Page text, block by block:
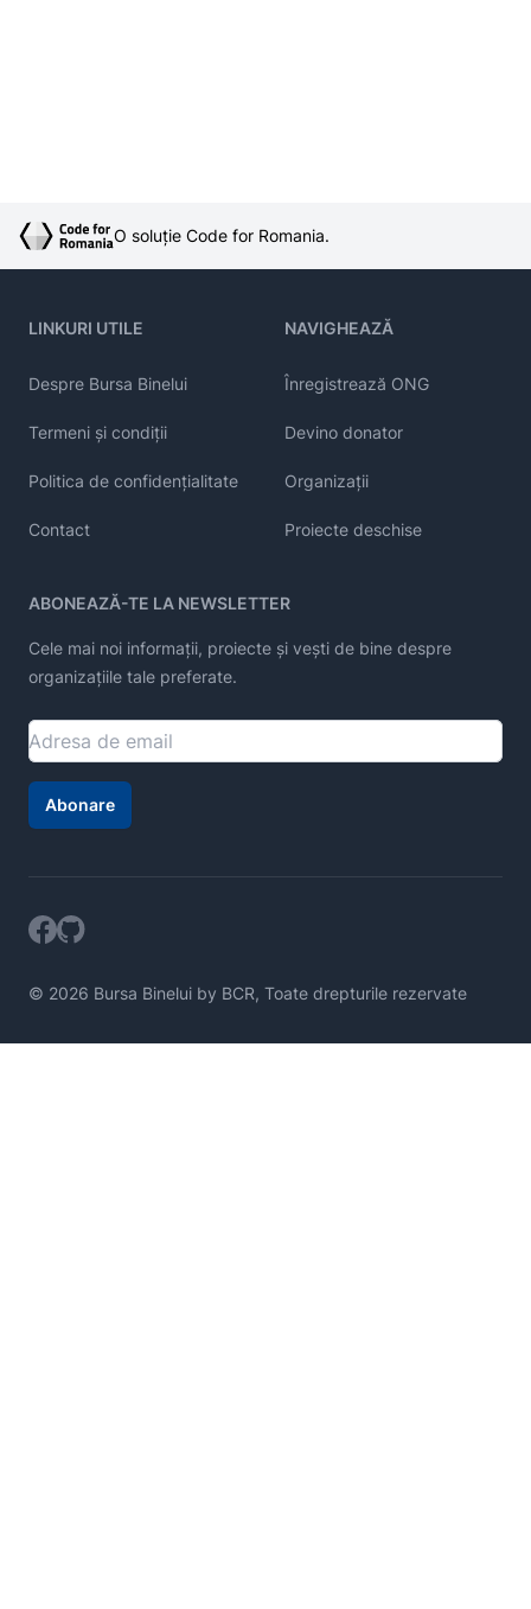
O soluție Code for Romania.
LINKURI UTILE
Despre Bursa Binelui
Termeni și condiții
Politica de confidențialitate
Contact
NAVIGHEAZĂ
Înregistrează ONG
Devino donator
Organizații
Proiecte deschise
ABONEAZĂ-TE LA NEWSLETTER
Cele mai noi informații, proiecte și vești de bine despre
organizațiile tale preferate.
Abonare
© 2026 Bursa Binelui by BCR, Toate drepturile rezervate